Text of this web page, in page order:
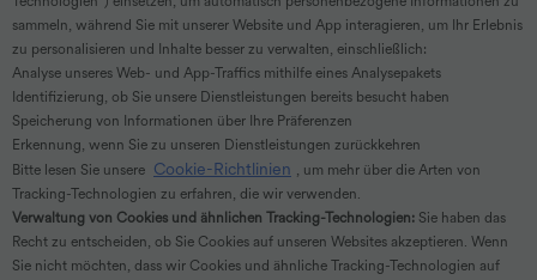
sammeln, während Sie mit unserer Website und App interagieren, um Ihr Erlebnis
zu personalisieren und Inhalte besser zu verwalten, einschließlich:
Analyse unseres Web- und App-Traffics mithilfe eines Analysepakets
Identifizierung, ob Sie unsere Dienstleistungen bereits besucht haben
Speicherung von Informationen über Ihre Präferenzen
Erkennung, wenn Sie zu unseren Dienstleistungen zurückkehren
Bitte lesen Sie unsere Cookie-Richtlinien , um mehr über die Arten von
Tracking-Technologien zu erfahren, die wir verwenden.
Verwaltung von Cookies und ähnlichen Tracking-Technologien: Sie haben das
Recht zu entscheiden, ob Sie Cookies auf unseren Websites akzeptieren. Wenn
Sie nicht möchten, dass wir Cookies und ähnliche Tracking-Technologien auf